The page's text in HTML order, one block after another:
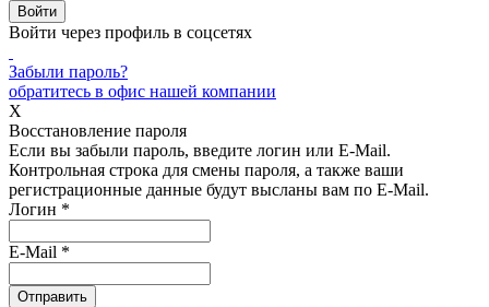
Войти через профиль в соцсетях
Забыли пароль?
обратитесь в офис нашей компании
X
Восстановление пароля
Если вы забыли пароль, введите логин или E-Mail.
Контрольная строка для смены пароля, а также ваши
регистрационные данные будут высланы вам по E-Mail.
Логин *
E-Mail *